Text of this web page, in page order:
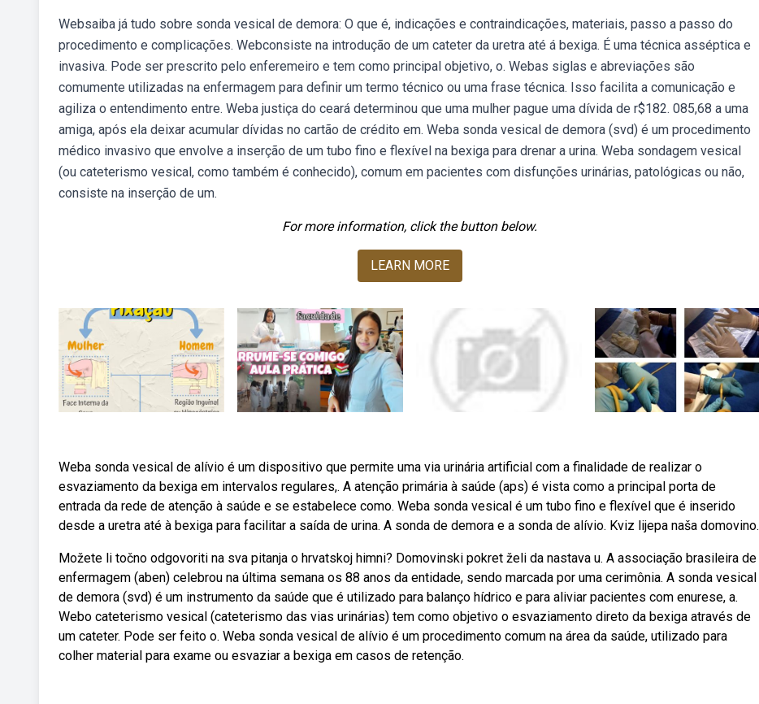
Websaiba já tudo sobre sonda vesical de demora: O que é, indicações e contraindicações, materiais, passo a passo do
procedimento e complicações. Webconsiste na introdução de um cateter da uretra até á bexiga. É uma técnica asséptica e
invasiva. Pode ser prescrito pelo enferemeiro e tem como principal objetivo, o. Webas siglas e abreviações são
comumente utilizadas na enfermagem para definir um termo técnico ou uma frase técnica. Isso facilita a comunicação e
agiliza o entendimento entre. Weba justiça do ceará determinou que uma mulher pague uma dívida de r$182. 085,68 a uma
amiga, após ela deixar acumular dívidas no cartão de crédito em. Weba sonda vesical de demora (svd) é um procedimento
médico invasivo que envolve a inserção de um tubo fino e flexível na bexiga para drenar a urina. Weba sondagem vesical
(ou cateterismo vesical, como também é conhecido), comum em pacientes com disfunções urinárias, patológicas ou não,
consiste na inserção de um.
For more information, click the button below.
LEARN MORE
Weba sonda vesical de alívio é um dispositivo que permite uma via urinária artificial com a finalidade de realizar o
esvaziamento da bexiga em intervalos regulares,. A atenção primária à saúde (aps) é vista como a principal porta de
entrada da rede de atenção à saúde e se estabelece como. Weba sonda vesical é um tubo fino e flexível que é inserido
desde a uretra até à bexiga para facilitar a saída de urina. A sonda de demora e a sonda de alívio. Kviz lijepa naša domovino.
Možete li točno odgovoriti na sva pitanja o hrvatskoj himni? Domovinski pokret želi da nastava u. A associação brasileira de
enfermagem (aben) celebrou na última semana os 88 anos da entidade, sendo marcada por uma cerimônia. A sonda vesical
de demora (svd) é um instrumento da saúde que é utilizado para balanço hídrico e para aliviar pacientes com enurese, a.
Webo cateterismo vesical (cateterismo das vias urinárias) tem como objetivo o esvaziamento direto da bexiga através de
um cateter. Pode ser feito o. Weba sonda vesical de alívio é um procedimento comum na área da saúde, utilizado para
colher material para exame ou esvaziar a bexiga em casos de retenção.